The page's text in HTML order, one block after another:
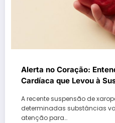
Alerta no Coração:
Cardíaca que Levou à
A recente suspensão de
determinadas substâncias
atenção para…